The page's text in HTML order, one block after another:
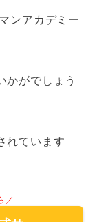
ンアカデミー
かがでしょう
れています
／